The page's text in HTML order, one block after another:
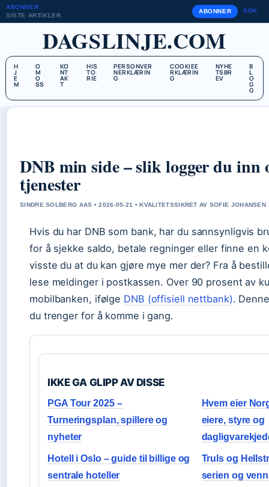
ABONNER
SISTE ARTIKLER
ABONNER SOK
DAGSLINJE.COM
H
J
E
M
O
M
O
SS
KO
NT
AK
T
HIS
TO
RIE
PERSONVER
NERKLÆRIN
G
COOKIEE
RKLÆRIN
G
NYHE
TSBR
EV
B
L
O
G
G
DNB min side – slik logger du inn
tjenester
SINDRE SOLBERG AAS • 2026-05-21 • KVALITETSSIKRET AV SOFIE JOHANSEN
Hvis du har DNB som bank, har du sannsynligvis
for å sjekke saldo, betale regninger eller finne en
visste du at du kan gjøre mye mer der? Fra å
lese meldinger i postkassen. Over 90 prosent av
mobilbanken, ifølge DNB (offisiell nettbank).
du trenger for å komme i gang.
IKKE GA GLIPP AV DISSE
PGA Tour 2025 –
Turneringsplan, spillere og
nyheter
Hvem eier
eiere, styre og
Hotell i Oslo – guide til billige og
sentrale hoteller
Truls og
serien og